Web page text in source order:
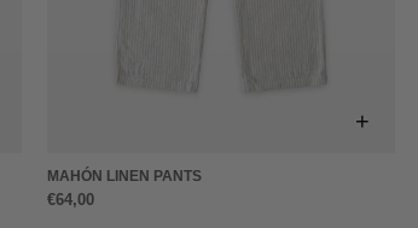
+
MAHÓN LINEN PANTS
€64,00